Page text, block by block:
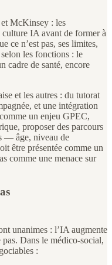
et McKinsey : les
culture IA avant de former à
ce n’est pas, ses limites,
selon les fonctions : le
cadre de santé, encore
et les autres : du tutorat
et une intégration
un enjeu GPEC,
proposer des parcours
— âge, niveau de
être présentée comme un
comme une menace sur
unanimes : l’IA augmente
Dans le médico-social,
: